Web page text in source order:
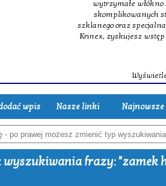
wytrzymałe
skomplikowanych
szklanego oraz
Krinex, zyskujesz
wpis Nasze linki Najnowsze
wyszukiwania frazy: "zamek